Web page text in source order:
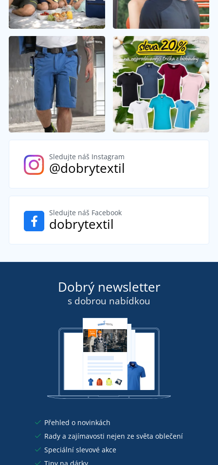
Sledujte náš Instagram
@dobrytextil
Sledujte náš Facebook
dobrytextil
Dobrý newsletter
s dobrou nabídkou
Přehled o novinkách
Rady a zajímavosti nejen ze světa oblečení
Speciální slevové akce